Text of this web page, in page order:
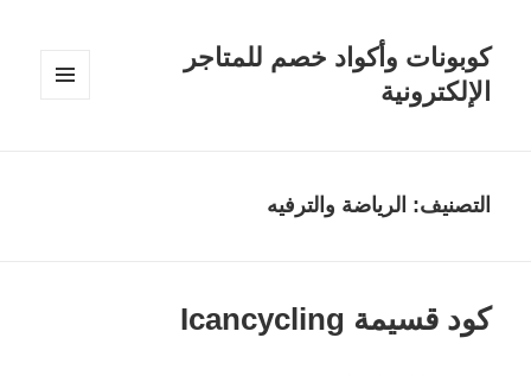
كوبونات وأكواد خصم للمتاجر
الإلكترونية
التصنيف: الرياضة والترفيه
كود قسيمة Icancycling